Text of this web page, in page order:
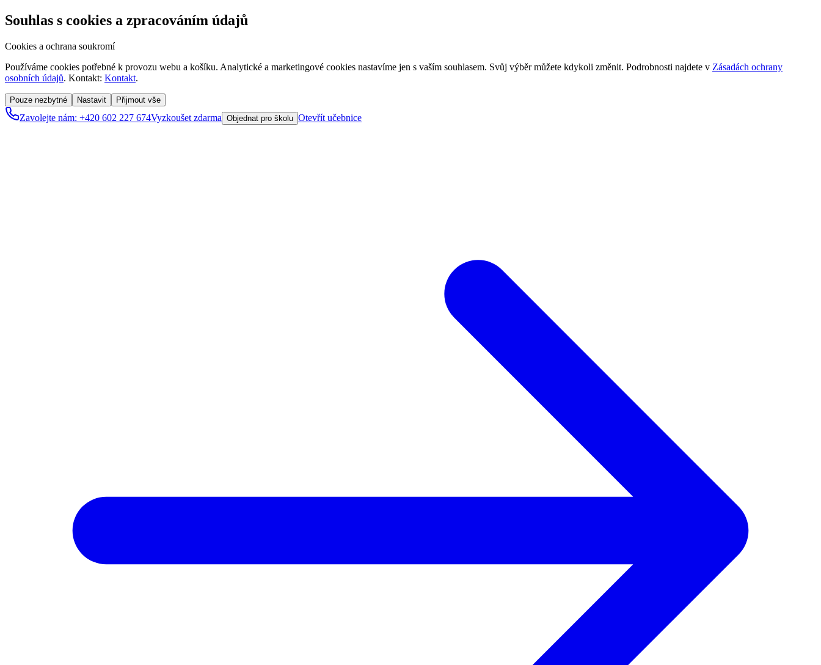
Souhlas s cookies a zpracováním údajů
Cookies a ochrana soukromí
Používáme cookies potřebné k provozu webu a košíku. Analytické a marketingové cookies nastavíme jen s vaším souhlasem. Svůj výběr můžete kdykoli změnit. Podrobnosti najdete v Zásadách ochrany
osobních údajů. Kontakt: Kontakt.
Pouze nezbytné Nastavit Přijmout vše
Zavolejte nám: +420 602 227 674Vyzkoušet zdarma Objednat pro školu Otevřít učebnice